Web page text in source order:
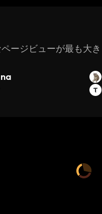
ージビューが最も大き